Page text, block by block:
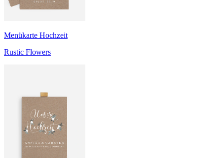
Menükarte Hochzeit
Rustic Flowers